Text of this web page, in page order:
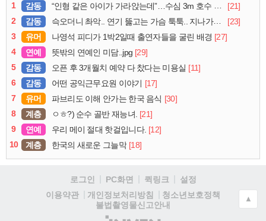
1 감동 “인형 같은 아이가 가라앉는데”…수심 3m 호수 뛰어든 60대 의인
[21]
2
감동 슥오더니 촤악.. 연기 뚫고는 가슴 툭툭.. 지나가던 아재의 정체
[23]
3
유머 나영석 피디가 1박2일때 출연자들을 굴린 배경 [27]
4
연예 뜻밖의 연예인 미담..jpg [29]
5
감동 오픈 후 3개월치 예약 다 찼다는 미용실 [11]
6
감동 어떤 공익근무요원 이야기
[17]
7
유머 파브리도 이해 안가는 한국 음식 [30]
8
계층 ㅇㅎ?) 순수 골반 재능녀. [21]
9
연예 우리 메이 절대 핫걸입니다. [12]
10
계층 한국의 새로운 그늘막 [18]
로그인 PC화면 퀵링크
설정
이용약관
개인정보처리방침
청소년보호정책
불법촬영물신고안내
▲